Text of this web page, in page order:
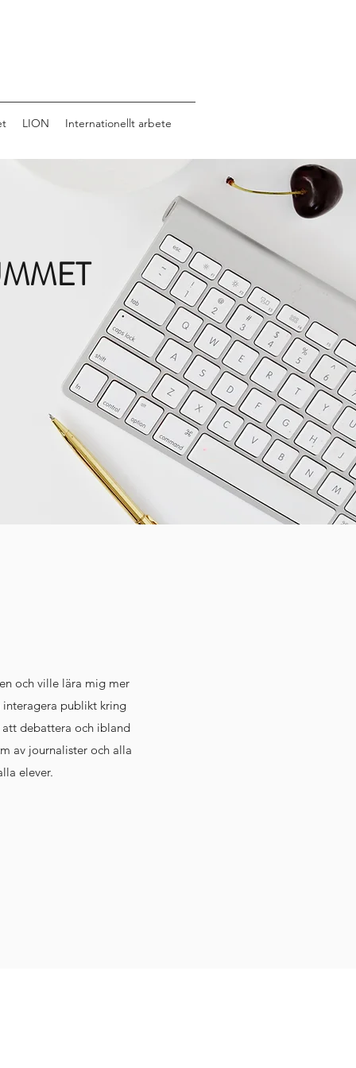
LION Internationellt arbete
och ville lära mig mer
interagera publikt kring
debattera och ibland
av journalister och alla
elever.